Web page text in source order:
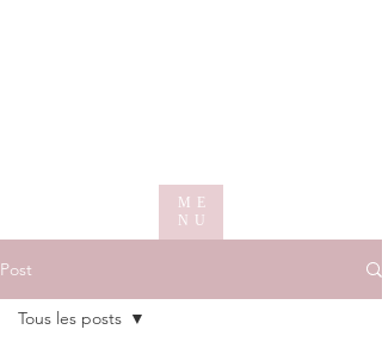
ME
NU
Post
Tous les posts